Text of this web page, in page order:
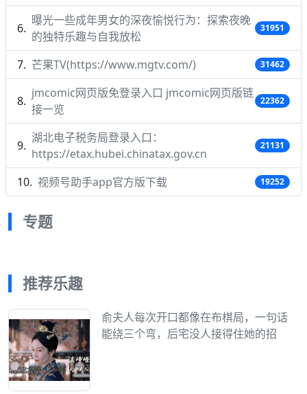
曝光一些成年男女的深夜愉悦行为：探索夜晚
的独特乐趣与自我放松
31951
芒果TV(https://www.mgtv.com/) 31462
jmcomic网页版免登录入口 jmcomic网页版链
接一览
22362
湖北电子税务局登录入口：
https://etax.hubei.chinatax.gov.cn
21131
视频号助手app官方版下载 19252
专题
推荐乐趣
俞夫人每次开口都像在布棋局，一句话
能绕三个弯，后宅没人接得住她的招